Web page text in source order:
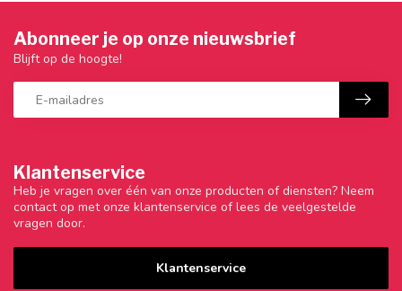
Klantenservice
Heb je vragen over één van onze producten of diensten? Neem
contact op met onze klantenservice of lees de veelgestelde
vragen door.
Klantenservice
Abonneer je op onze nieuwsbrief
Blijft op de hoogte!